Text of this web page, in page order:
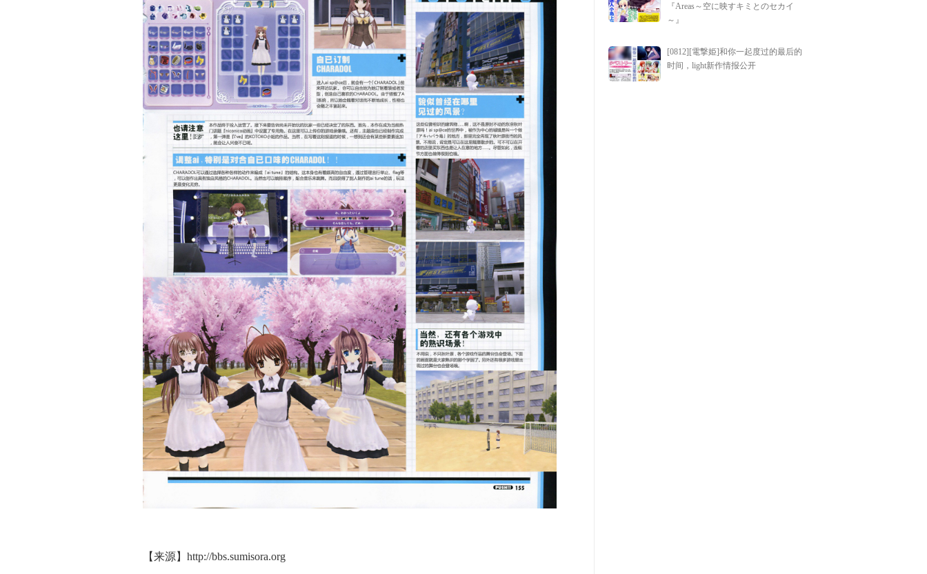
【来源】 http://bbs.sumisora.org
『Areas～空に映すキミとのセカイ
～』
[0812][電撃姫]和你一起度过的最后的
时间，light新作情报公开